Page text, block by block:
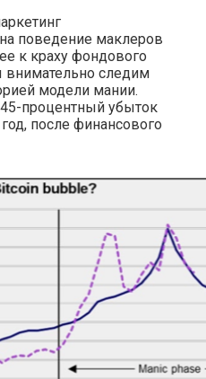
поведение маклеров
к краху фондового
следим
модели мании.
процентный убыток
после финансового